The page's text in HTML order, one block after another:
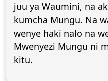
juu ya Waumini, na
kumcha Mungu. Na
wenye haki nalo na
Mwenyezi Mungu ni
kitu.